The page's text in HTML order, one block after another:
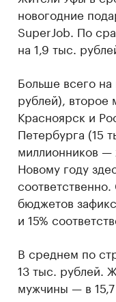
новогодние
SuperJob. По
на 1,9 тыс.
Больше всего на
рублей), второе
Красноярск и
Петербурга (15
миллионников —
Новому году
бюджетов
и 15%
В среднем по
13 тыс. рублей.
мужчины — в